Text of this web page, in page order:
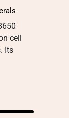
cell
Its